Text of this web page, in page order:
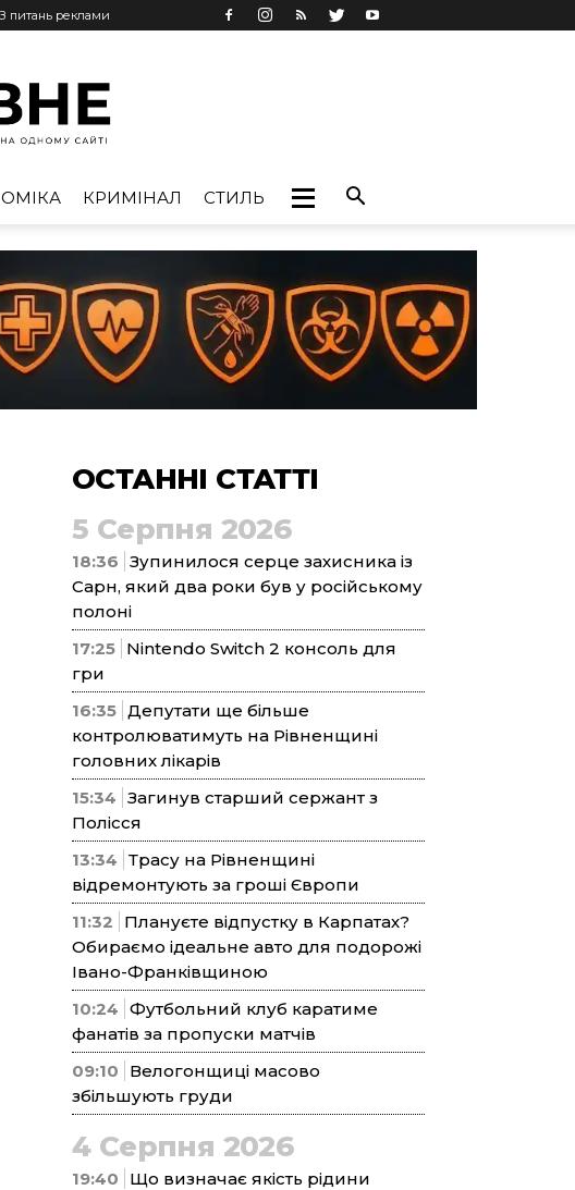
З питань реклами
КРИМІНАЛ СТИЛЬ
ОСТАННІ СТАТТІ
5 Серпня 2026
18:36 Зупинилося серце захисника із
Сарн, який два роки був у російському
полоні
17:25 Nintendo Switch 2 консоль для
гри
16:35 Депутати ще більше
контролюватимуть на Рівненщині
головних лікарів
15:34 Загинув старший сержант з
Полісся
13:34 Трасу на Рівненщині
відремонтують за гроші Європи
11:32
Плануєте відпустку в Карпатах?
Обираємо ідеальне авто для подорожі
Івано-Франківщиною
10:24 Футбольний клуб каратиме
фанатів за пропуски матчів
09:10
Велогонщиці масово
збільшують груди
4 Серпня 2026
19:40
Що визначає якість рідини